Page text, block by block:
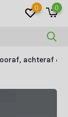
0 0
ofgespreid